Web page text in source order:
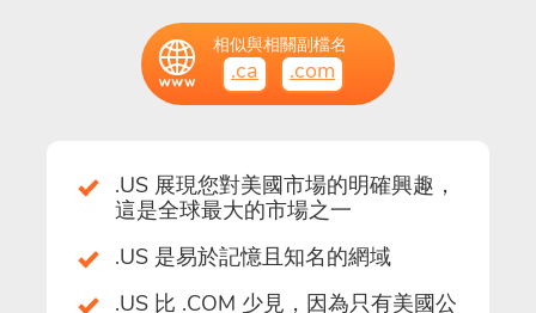
相似與相關副檔名
.ca .com
.US 展現您對美國市場的明確興趣，
這是全球最大的市場之一
.US 是易於記憶且知名的網域
.US 比 .COM 少見，因為只有美國公